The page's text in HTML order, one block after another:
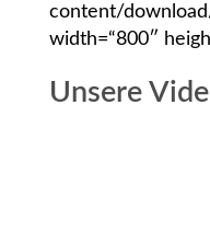
content/
width=“800″
Unsere